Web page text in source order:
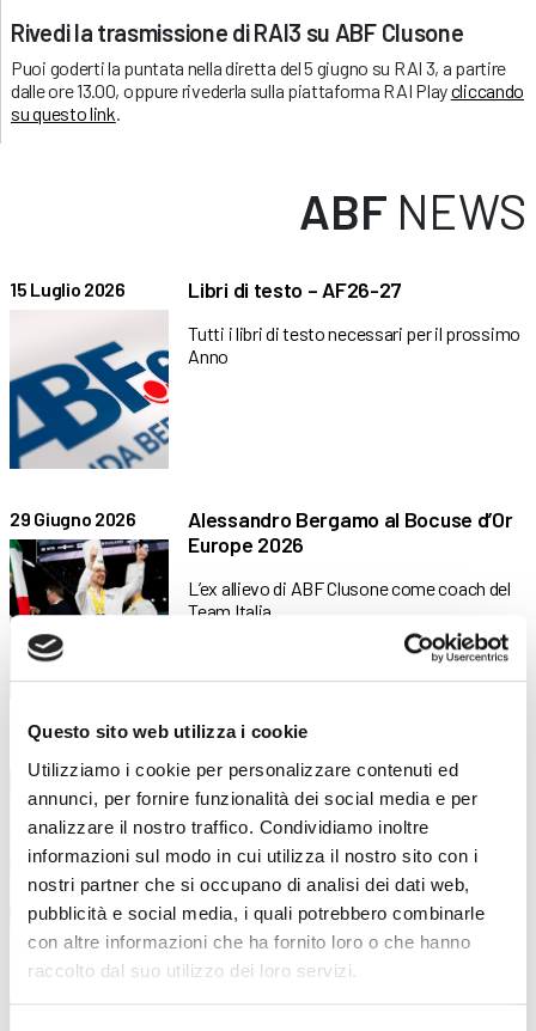
Questo sito web utilizza i cookie
Utilizziamo i cookie per personalizzare contenuti ed
annunci, per fornire funzionalità dei social media e per
analizzare il nostro traffico. Condividiamo inoltre
informazioni sul modo in cui utilizza il nostro sito con i
nostri partner che si occupano di analisi dei dati web,
pubblicità e social media, i quali potrebbero combinarle
con altre informazioni che ha fornito loro o che hanno
raccolto dal suo utilizzo dei loro servizi.
Rivedi la trasmissione di RAI3 su ABF Clusone
Puoi goderti la puntata nella diretta del 5 giugno su RAI 3, a partire
dalle ore 13.00, oppure rivederla sulla piattaforma RAI Playcliccando
su questo link
ABF NEWS
15 Luglio 2026 Libri di testo – AF26-27
Tutti i libri di testo necessari per il prossimo
Anno
29 Giugno 2026
Alessandro Bergamo al Bocuse d’Or
Europe 2026
L’ex allievo di ABF Clusone come coach del
Team Italia
24 Giugno 2026
tecnica avanzata per la selezione
genetica delle api
all’apicoltura professionale e alla
8 Giugno 2026
ABF ospita la cena del Lions Club